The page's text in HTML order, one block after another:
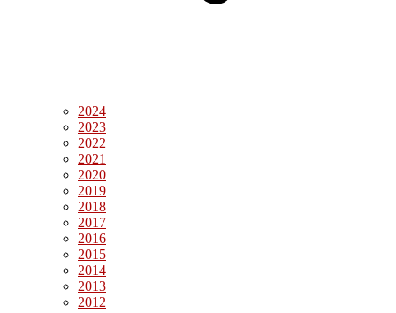
2024
2023
2022
2021
2020
2019
2018
2017
2016
2015
2014
2013
2012